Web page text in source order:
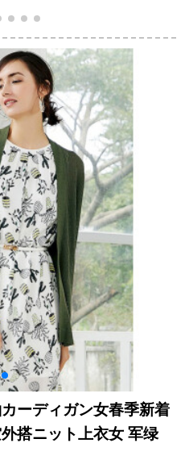
ート。
袖セパレーセパレー
セパレート女性黒
S(90斤以内)
ーディガン女春季新着
搭ニット上衣女 军绿